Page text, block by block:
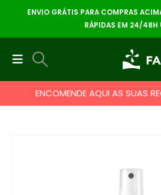
ENVIO GRÁTIS PARA COMPRAS
RÁPIDAS EM 24/48H
ENCOMENDE AQUI AS SUAS